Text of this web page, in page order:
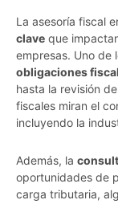
La asesoría fiscal
clave que
empresas. Uno de
obligaciones
hasta la revisión
fiscales miran el
incluyendo la
Además, la
oportunidades de
carga tributaria,